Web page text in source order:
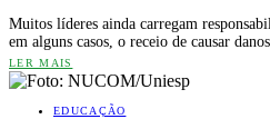
Muitos líderes ainda carregam
em alguns casos, o receio de causar
LER MAIS
EDUCAÇÃO